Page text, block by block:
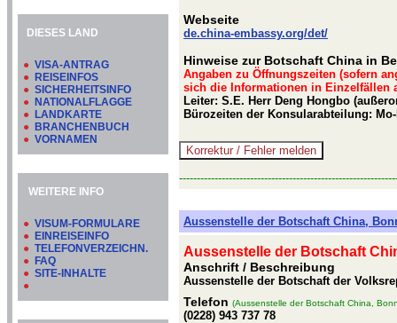
DIESES LAND
● VISA-ANTRAG
● REISEINFOS
● SICHERHEITSINFO
● NATIONALFLAGGE
● LANDKARTE
● BRANCHENBUCH
● VORNAMEN
WEITERE INFO
● VISUM-FORMULARE
● EINREISEINFO
● TELEFONVERZEICHN.
● FAQ
● SITE-INHALTE
●
Webseite
de.china-embassy.org/det/
Hinweise zur Botschaft China in
Angaben zu Öffnungszeiten (sofern
sich die Informationen in Einzelfällen
Leiter: S.E. Herr Deng Hongbo
Bürozeiten der Konsularabteilung: Mo-
Aussenstelle der Botschaft China,
Aussenstelle der Botschaft
Anschrift / Beschreibung
Aussenstelle der Botschaft der
Telefon (Aussenstelle der Botschaft China,
(0228) 943 737 78